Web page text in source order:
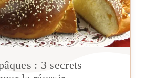
: 3 secrets